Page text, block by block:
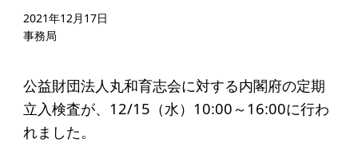
丸和育志会の目指す未来
学生のみなさんへ
起業を考えている
みなさんへ
2021年12月17日
事務局
公益財団法人丸和育志会に対する内閣府の定期
立入検査が、12/15（水）10:00～16:00に行わ
れました。